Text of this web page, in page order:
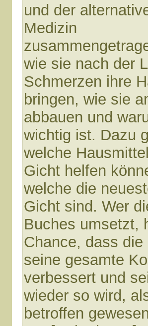
und der
Medizin
wie sie nach der
Schmerzen ihre
bringen, wie sie
abbauen und
wichtig ist. Dazu
welche
Gicht helfen
welche die
Gicht sind. Wer
Buches umsetzt,
Chance, dass
seine gesamte
verbessert und
wieder so wird,
betroffen